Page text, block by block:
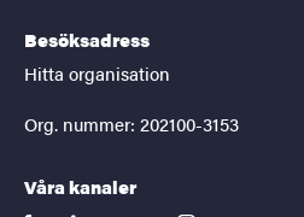
Besöksadress
Hitta organisation
Org. nummer: 202100-3153
Våra kanaler